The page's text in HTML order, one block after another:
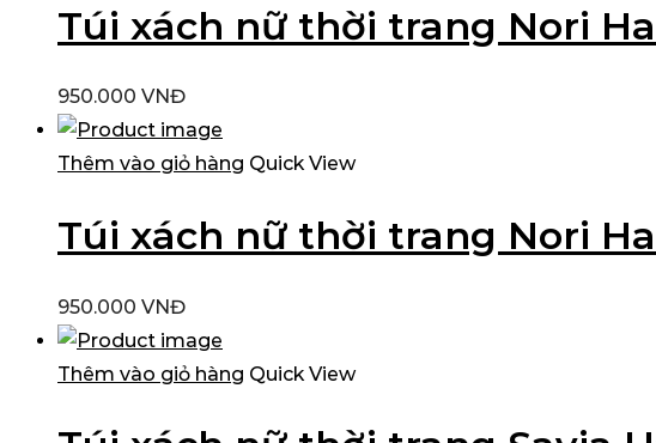
Túi xách nữ thời trang Nori
950.000 VNĐ
Thêm vào giỏ hàng Quick View
Túi xách nữ thời trang Nori
950.000 VNĐ
Thêm vào giỏ hàng Quick View